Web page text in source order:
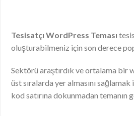
Tesisatçı WordPress Teması
oluşturabilmeniz için son derece
Sektörü araştırdık ve ortalama bir
üst sıralarda yer almasını
kod satırına dokunmadan